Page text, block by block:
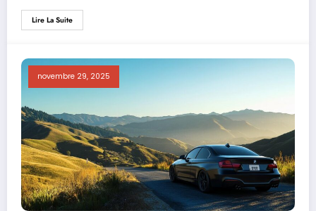
Lire La Suite
novembre 29, 2025